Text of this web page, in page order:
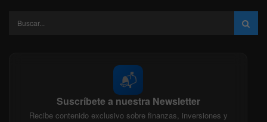
📬
Suscríbete a nuestra Newsletter
Recibe contenido exclusivo sobre finanzas, inversiones y